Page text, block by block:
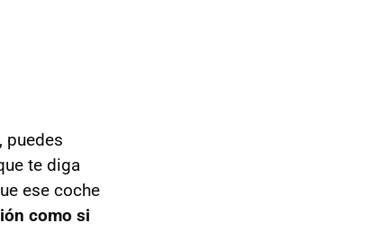
puedes
te diga
ese coche
como si